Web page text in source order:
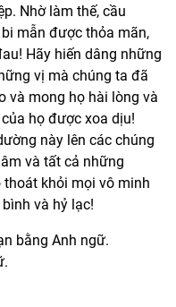
Nhờ làm thế, cầu
mẫn được thỏa mãn,
Hãy hiến dâng những
vị mà chúng ta đã
và mong họ hài lòng và
họ được xoa dịu!
này lên các chúng
và tất cả những
thoát khỏi mọi vô minh
và hỷ lạc!
bằng Anh ngữ.